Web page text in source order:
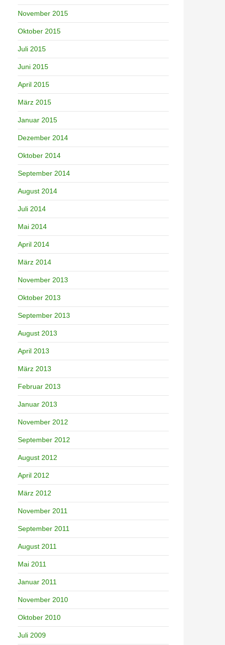
November 2015
Oktober 2015
Juli 2015
Juni 2015
April 2015
März 2015
Januar 2015
Dezember 2014
Oktober 2014
September 2014
August 2014
Juli 2014
Mai 2014
April 2014
März 2014
November 2013
Oktober 2013
September 2013
August 2013
April 2013
März 2013
Februar 2013
Januar 2013
November 2012
September 2012
August 2012
April 2012
März 2012
November 2011
September 2011
August 2011
Mai 2011
Januar 2011
November 2010
Oktober 2010
Juli 2009